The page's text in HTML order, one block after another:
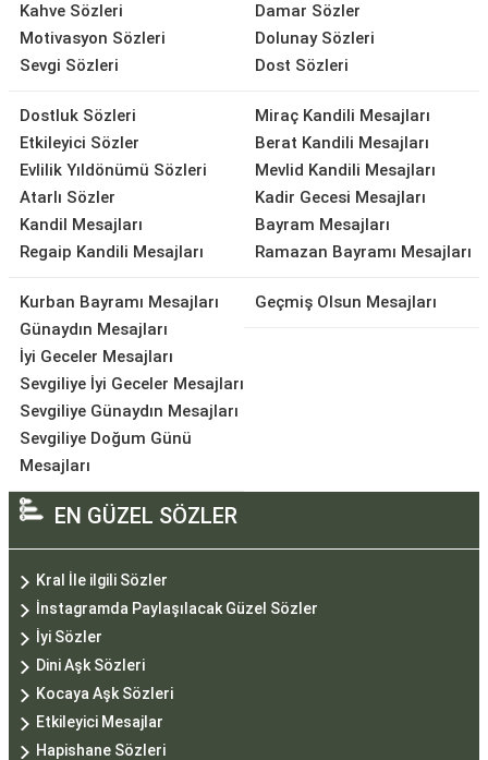
Kahve Sözleri
Motivasyon Sözleri
Sevgi Sözleri
Damar Sözler
Dolunay Sözleri
Dost Sözleri
Dostluk Sözleri
Etkileyici Sözler
Evlilik Yıldönümü Sözleri
Atarlı Sözler
Kandil Mesajları
Regaip Kandili Mesajları
Miraç Kandili Mesajları
Berat Kandili Mesajları
Mevlid Kandili Mesajları
Kadir Gecesi Mesajları
Bayram Mesajları
Ramazan Bayramı Mesajları
Kurban Bayramı Mesajları
Günaydın Mesajları
İyi Geceler Mesajları
Sevgiliye İyi Geceler Mesajları
Sevgiliye Günaydın Mesajları
Sevgiliye Doğum Günü
Mesajları
Geçmiş Olsun Mesajları
EN GÜZEL SÖZLER
Kral İle ilgili Sözler
İnstagramda Paylaşılacak Güzel Sözler
İyi Sözler
Dini Aşk Sözleri
Kocaya Aşk Sözleri
Etkileyici Mesajlar
Hapishane Sözleri